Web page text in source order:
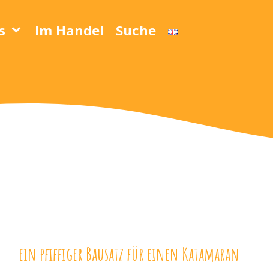
Im Handel Suche
ein pfiffiger Bausatz für einen Katamaran